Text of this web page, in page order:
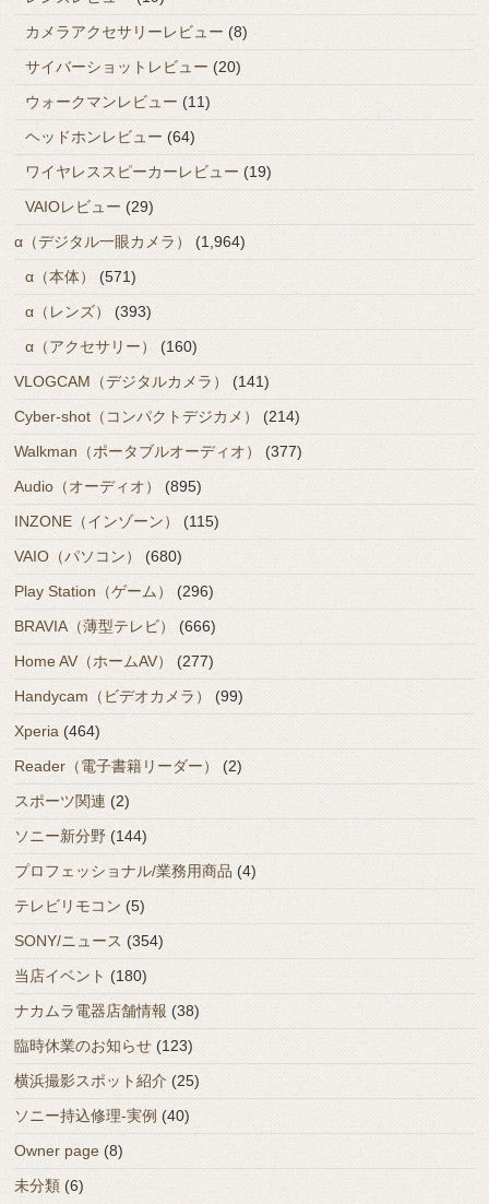
カメラアクセサリーレビュー (8)
サイバーショットレビュー (20)
ウォークマンレビュー (11)
ヘッドホンレビュー (64)
ワイヤレススピーカーレビュー (19)
VAIOレビュー (29)
α（デジタル一眼カメラ）
(1,964)
α（本体）
(571)
α（レンズ）
(393)
α（アクセサリー）
(160)
VLOGCAM（デジタルカメラ）
(141)
Cyber-shot（コンパクトデジカメ）
(214)
Walkman（ポータブルオーディオ）
(377)
Audio（オーディオ）
(895)
INZONE（インゾーン）
(115)
VAIO（パソコン）
(680)
Play Station（ゲーム）(296)
BRAVIA（薄型テレビ）
(666)
Home AV（ホームAV）
(277)
Handycam（ビデオカメラ）
(99)
Xperia (464)
Reader（電子書籍リーダー） (2)
スポーツ関連 (2)
ソニー新分野 (144)
プロフェッショナル/業務用商品 (4)
テレビリモコン (5)
SONY/ニュース (354)
当店イベント (180)
ナカムラ電器店舗情報 (38)
臨時休業のお知らせ (123)
横浜撮影スポット紹介(25)
ソニー持込修理-実例 (40)
Owner page (8)
未分類 (6)